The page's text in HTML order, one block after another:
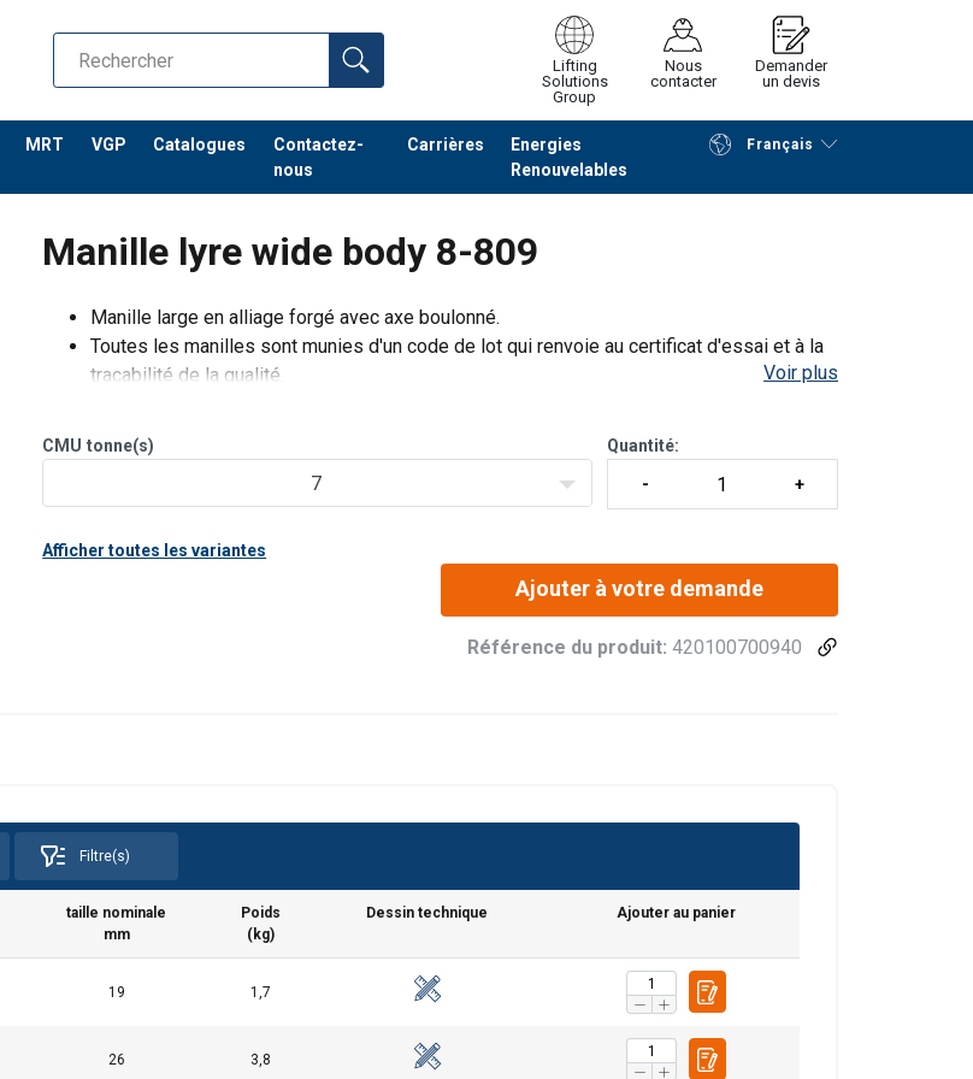
Lifting
Solutions
Group
Nous
contacter
Demander
un devis
MRT VGP Catalogues
Contactez-
nous
Carrières
Energies
Renouvelables
Français
Poursuivre Envoyer demande
Manille lyre wide body 8-809
Manille large en alliage forgé avec axe boulonné.
Toutes les manilles sont munies d'un code de lot qui renvoie au certificat d'essai et à la
traçabilité de la qualité.
Résistance à la fatigue jusqu'à 20 000 cycles ju
Voir plus
CMU tonne(s)
7
Quantité:
Afficher toutes les variantes
Ajouter à votre demande
Référence du produit: 420100700940
Filtre(s)
taille nominale
mm
Poids
(kg)
Dessin technique Ajouter au panier
19 1,7
26 3,8